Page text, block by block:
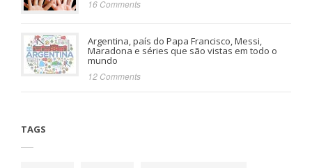
16 Comments
Argentina, país do Papa Francisco, Messi,
Maradona e séries que são vistas em todo o
mundo
12 Comments
TAGS